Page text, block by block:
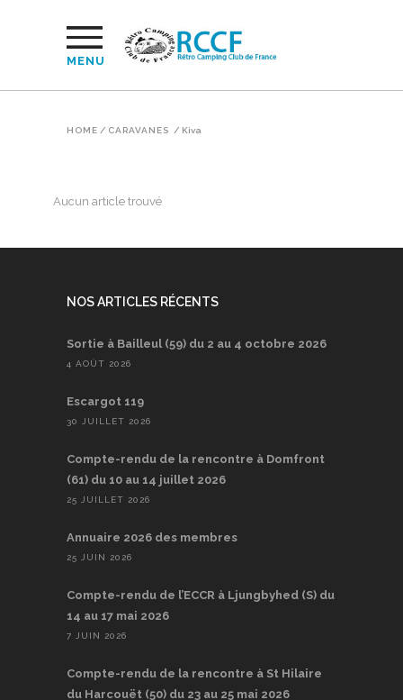
MENU
HOME / CARAVANES / Kiva
Aucun article trouvé
NOS ARTICLES RÉCENTS
Sortie à Bailleul (59) du 2 au 4 octobre 2026
4 AOÛT 2026
Escargot 119
30 JUILLET 2026
Compte-rendu de la rencontre à Domfront
(61) du 10 au 14 juillet 2026
25 JUILLET 2026
Annuaire 2026 des membres
25 JUIN 2026
Compte-rendu de l’ECCR à Ljungbyhed (S) du
14 au 17 mai 2026
7 JUIN 2026
Compte-rendu de la rencontre à St Hilaire
du Harcouët (50) du 23 au 25 mai 2026